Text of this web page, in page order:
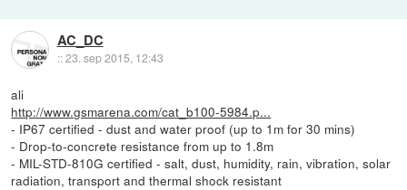
AC_DC
::23. sep 2015, 12:43
ali
http://www.gsmarena.com/cat_b100-5984.p...
- IP67 certified - dust and water proof (up to 1m for 30 mins)
- Drop-to-concrete resistance from up to 1.8m
- MIL-STD-810G certified - salt, dust, humidity, rain, vibration, solar
radiation, transport and thermal shock resistant